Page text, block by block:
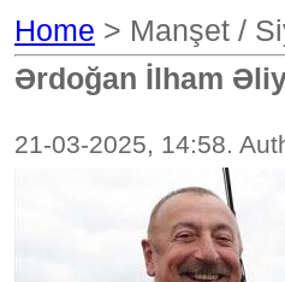
Home > Manşet /
Ərdoğan İlham
21-03-2025, 14:58.